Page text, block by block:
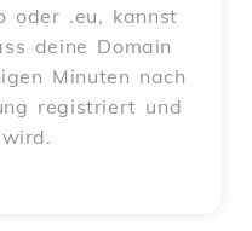
oder .eu, kannst
deine Domain
Minuten nach
registriert und